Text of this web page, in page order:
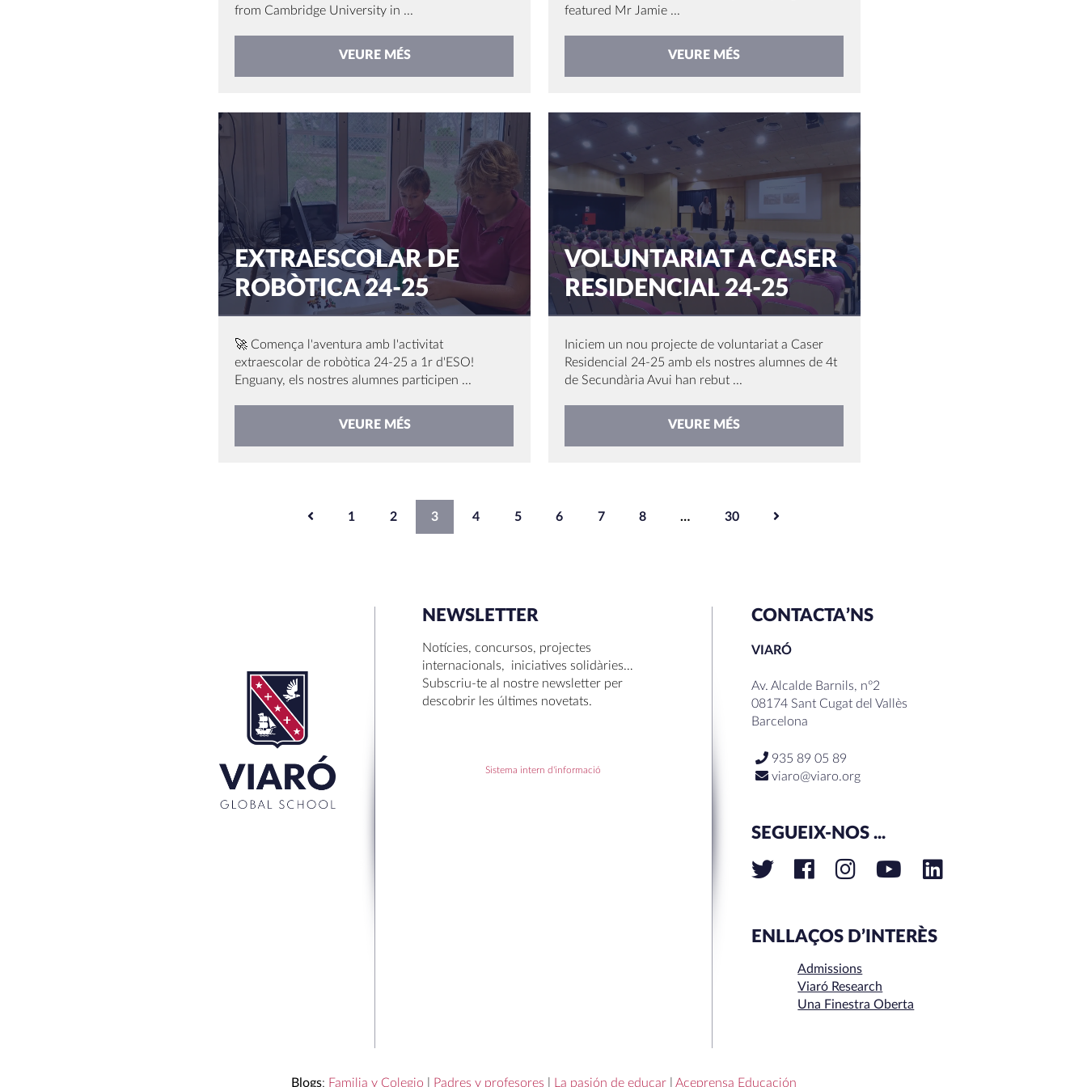
from Cambridge University in ...
VEURE MÉS
featured Mr Jamie ...
VEURE MÉS
EXTRAESCOLAR DE
ROBÒTICA 24-25
🚀 Comença l'aventura amb l'activitat
extraescolar de robòtica 24-25 a 1r d'ESO!
Enguany, els nostres alumnes participen ...
VEURE MÉS
VOLUNTARIAT A CASER
RESIDENCIAL 24-25
Iniciem un nou projecte de voluntariat a Caser
Residencial 24-25 amb els nostres alumnes de 4t
de Secundària Avui han rebut ...
VEURE MÉS
PAGINACIÓ1 2 3 4 5 6 7 8 … 30
NEWSLETTER
Notícies, concursos, projectes
internacionals, iniciatives solidàries…
Subscriu-te al nostre newsletter per
descobrir les últimes novetats.
Sistema intern d'informació
CONTACTA’NS
VIARÓ
Av. Alcalde Barnils, nº2
08174 Sant Cugat del Vallès
Barcelona
935 89 05 89
viaro@viaro.org
SEGUEIX-NOS ...
ENLLAÇOS D’INTERÈS
Admissions
Viaró Research
Una Finestra Oberta
Blogs: Familia y Colegio Padres y profesores La pasión de educar| Aceprensa Educación